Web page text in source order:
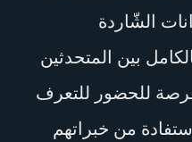
الشّاردة
بين المتحدثين
للحضور للتعرف
من خبراتهم